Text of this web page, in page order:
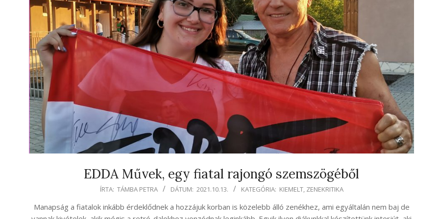
EDDA Művek, egy fiatal rajongó szemszögéből
13
ÍRTA: TÁMBA PETRA DÁTUM: 2021.10.13. KATEGÓRIA: KIEMELT, ZENEKRITIKA
Manapság a fiatalok inkább érdeklődnek a hozzájuk korban is közelebb álló zenékhez, ami egyáltalán nem baj de